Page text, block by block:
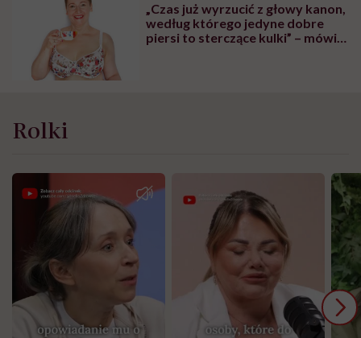
„Czas już wyrzucić z głowy kanon,
według którego jedyne dobre
piersi to sterczące kulki” – mówi
Rolki